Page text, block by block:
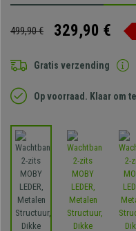
499,90 € 329,90 €
Gratis verzending
Op voorraad. Klaar om